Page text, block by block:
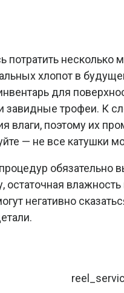
потратить несколько
хлопот в
для
завидные трофеи. К
влаги, поэтому их
— не все катушки
обязательно
остаточная
негативно